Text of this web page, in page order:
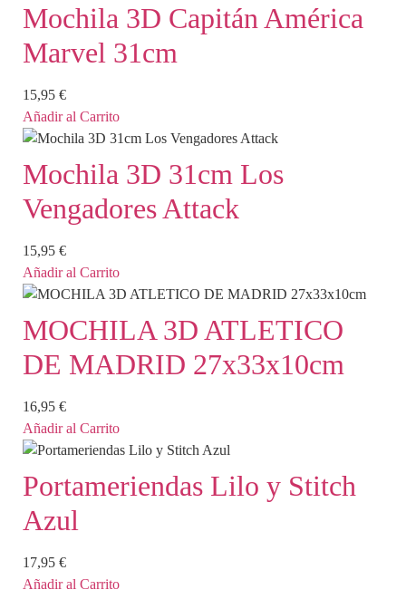
Mochila 3D Capitán América
Marvel 31cm
15,95 €
Añadir al Carrito
Mochila 3D 31cm Los
Vengadores Attack
15,95 €
Añadir al Carrito
MOCHILA 3D ATLETICO
DE MADRID 27x33x10cm
16,95 €
Añadir al Carrito
Portameriendas Lilo y Stitch
Azul
17,95 €
Añadir al Carrito